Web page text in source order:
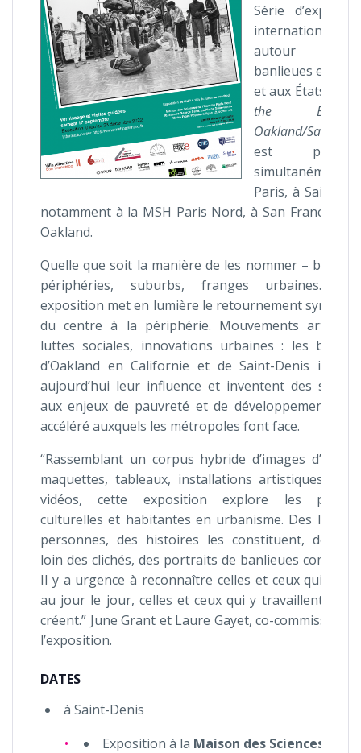
Série
internationales
autour
banlieues en
et aux États-
the
Oakland/Saint-
est
Paris, à Saint-
notamment à la MSH Paris Nord, à San Francisco
Oakland.
Quelle que soit la manière de les nommer –
périphéries, suburbs, franges urbaines…
exposition met en lumière le retournement
du centre à la périphérie. Mouvements
luttes sociales, innovations urbaines : les
d’Oakland en Californie et de Saint-Denis
aujourd’hui leur influence et inventent des
aux enjeux de pauvreté et de développement
accéléré auxquels les métropoles font face.
“Rassemblant un corpus hybride d’images
maquettes, tableaux, installations artistiques,
vidéos, cette exposition explore les
culturelles et habitantes en urbanisme. Des lieux,
personnes, des histoires les constituent,
loin des clichés, des portraits de banlieues
Il y a urgence à reconnaître celles et ceux qui y
au jour le jour, celles et ceux qui y travaillent et
créent.” June Grant et Laure Gayet, co-commissaires
l’exposition.
DATES
à Saint-Denis
Exposition à la Maison des Sciences de